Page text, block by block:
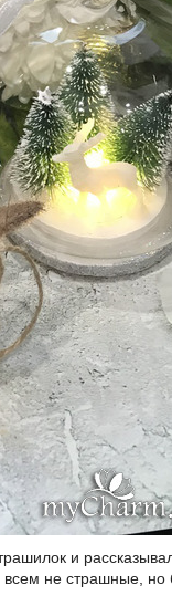
и
всем не страшные,